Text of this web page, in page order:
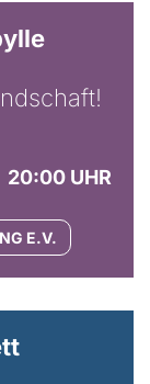
20:00 UHR
E.V.